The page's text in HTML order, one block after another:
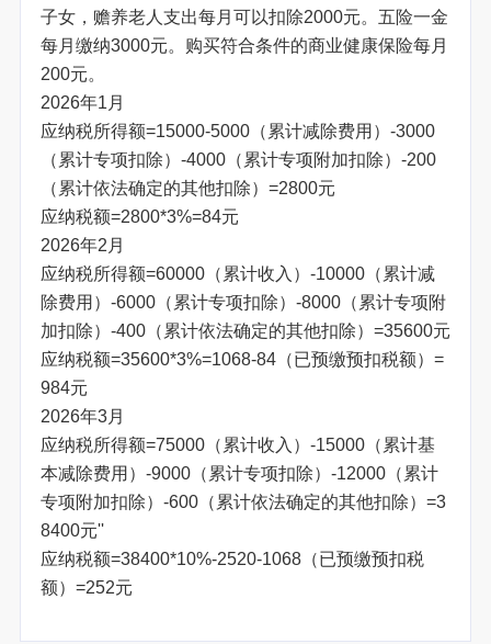
子女，赡养老人支出每月可以扣除2000元。五险一金
每月缴纳3000元。购买符合条件的商业健康保险每月
200元。
2026年1月
应纳税所得额=15000-5000（累计减除费用）-3000
（累计专项扣除）-4000（累计专项附加扣除）-200
（累计依法确定的其他扣除）=2800元
应纳税额=2800*3%=84元
2026年2月
应纳税所得额=60000（累计收入）-10000（累计减
除费用）-6000（累计专项扣除）-8000（累计专项附
加扣除）-400（累计依法确定的其他扣除）=35600元
应纳税额=35600*3%=1068-84（已预缴预扣税额）=
984元
2026年3月
应纳税所得额=75000（累计收入）-15000（累计基
本减除费用）-9000（累计专项扣除）-12000（累计
专项附加扣除）-600（累计依法确定的其他扣除）=3
8400元''
应纳税额=38400*10%-2520-1068（已预缴预扣税
额）=252元